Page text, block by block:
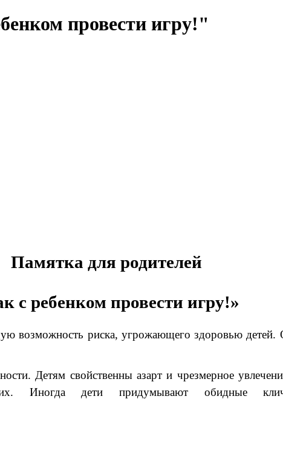
провести игру!"
Памятка для родителей
с ребенком провести игру!»
возможность риска, угрожающего здоровью детей.
Детям свойственны азарт и чрезмерное
Иногда дети придумывают обидные